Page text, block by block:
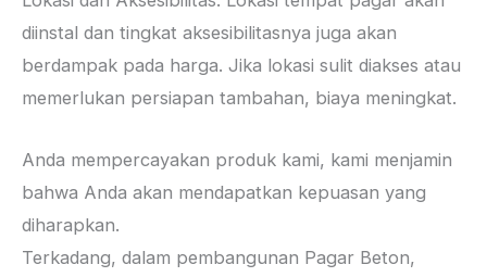
diinstal dan tingkat aksesibilitasnya juga akan
berdampak pada harga. Jika lokasi sulit diakses atau
memerlukan persiapan tambahan, biaya meningkat.
Anda mempercayakan produk kami, kami menjamin
bahwa Anda akan mendapatkan kepuasan yang
diharapkan.
Terkadang, dalam pembangunan Pagar Beton,